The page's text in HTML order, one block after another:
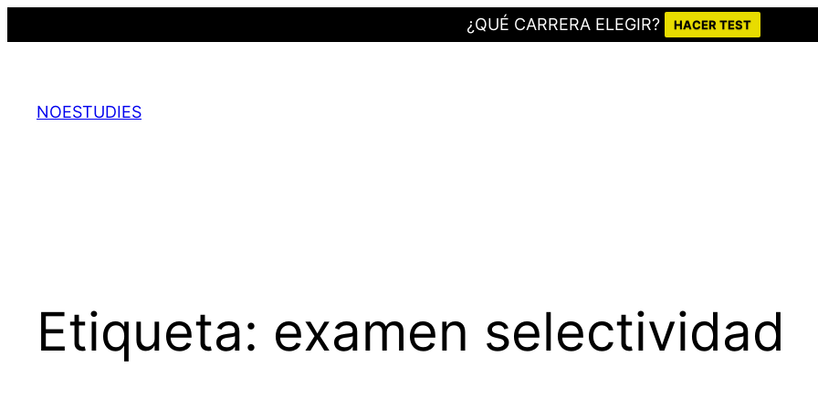
¿QUÉ CARRERA ELEGIR? HACER TEST
contenido
NOESTUDIES
Etiqueta: examen selectividad